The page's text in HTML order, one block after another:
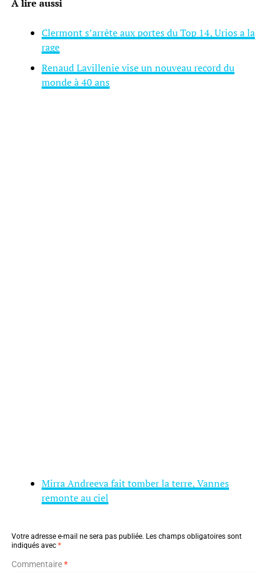
À lire aussi
Clermont s’arrête aux portes du Top 14, Urios a la
rage
Renaud Lavillenie vise un nouveau record du
monde à 40 ans
Mirra Andreeva fait tomber la terre, Vannes
remonte au ciel
Votre adresse e-mail ne sera pas publiée. Les champs obligatoires sont
indiqués avec *
Commentaire*